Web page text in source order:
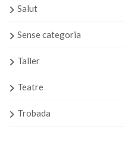
Salut
Sense categoria
Taller
Teatre
Trobada